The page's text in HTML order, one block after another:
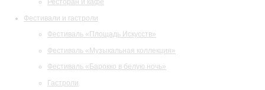
Ресторан и кафе
Фестивали и гастроли
Фестиваль «Площадь Искусств»
Фестиваль «Музыкальная коллекция»
Фестиваль «Барокко в белую ночь»
Гастроли